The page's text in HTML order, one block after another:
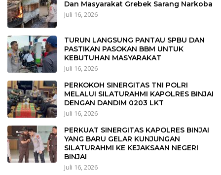
Dan Masyarakat Grebek Sarang Narkoba
Juli 16, 2026
TURUN LANGSUNG PANTAU SPBU DAN
PASTIKAN PASOKAN BBM UNTUK
KEBUTUHAN MASYARAKAT
Juli 16, 2026
PERKOKOH SINERGITAS TNI POLRI
MELALUI SILATURAHMI KAPOLRES BINJAI
DENGAN DANDIM 0203 LKT
Juli 16, 2026
PERKUAT SINERGITAS KAPOLRES BINJAI
YANG BARU GELAR KUNJUNGAN
SILATURAHMI KE KEJAKSAAN NEGERI
BINJAI
Juli 16, 2026